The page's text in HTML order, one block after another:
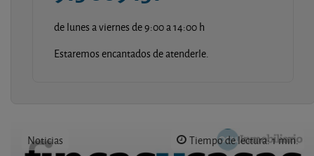
de lunes a viernes de 9:00 a 14:00 h
Estaremos encantados de atenderle.
Noticias Tiempo de lectura: 1 min.